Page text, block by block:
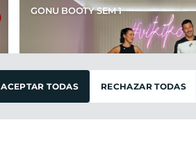
GONU BOOTY SEM 1
Intermedio
45 ·Pierna & ABS
PAULA GONU & JAVI
ACEPTAR TODAS RECHAZAR TODAS